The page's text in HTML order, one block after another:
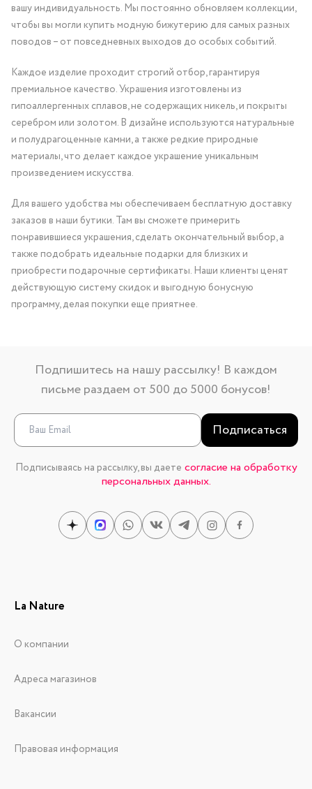
вашу индивидуальность. Мы постоянно обновляем коллекции,
чтобы вы могли купить модную бижутерию для самых разных
поводов – от повседневных выходов до особых событий.
Каждое изделие проходит строгий отбор, гарантируя
премиальное качество. Украшения изготовлены из
гипоаллергенных сплавов, не содержащих никель, и покрыты
серебром или золотом. В дизайне используются натуральные
и полудрагоценные камни, а также редкие природные
материалы, что делает каждое украшение уникальным
произведением искусства.
Для вашего удобства мы обеспечиваем бесплатную доставку
заказов в наши бутики. Там вы сможете примерить
понравившиеся украшения, сделать окончательный выбор, а
также подобрать идеальные подарки для близких и
приобрести подарочные сертификаты. Наши клиенты ценят
действующую систему скидок и выгодную бонусную
программу, делая покупки еще приятнее.
Подпишитесь на нашу рассылку! В каждом
письме раздаем от 500 до 5000 бонусов!
Подписаться
Подписываясь на рассылку, вы даете согласие на обработку
персональных данных.
La Nature
О компании
Адреса магазинов
Вакансии
Правовая информация